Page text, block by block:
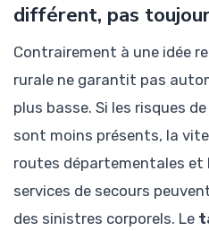
différent, pas
Contrairement à une idée
rurale ne garantit pas
plus basse. Si les risques
sont moins présents, la
routes départementales et
services de secours
des sinistres corporels. Le